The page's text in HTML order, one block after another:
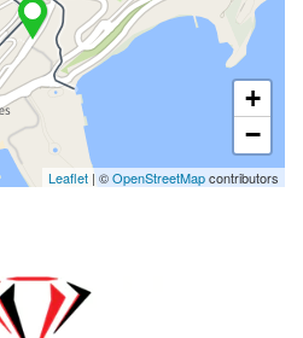
+
−
Leaflet | ©OpenStreetMapcontributors